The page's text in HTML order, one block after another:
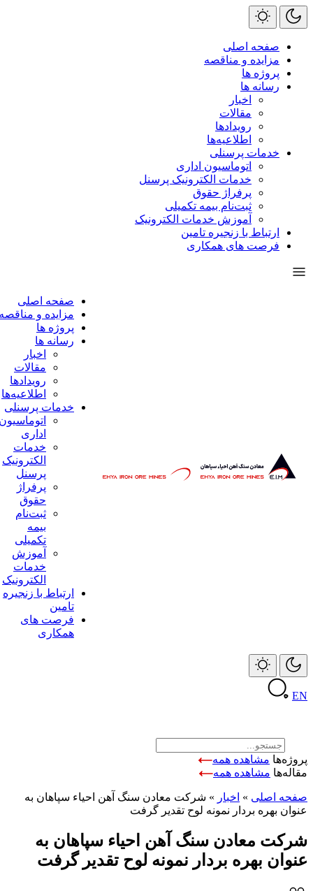
صفحه اصلی
مزایده و مناقصه
پروژه ها
رسانه ها
اخبار
مقالات
رویداد‌ها
اطلاعیه‌ها
خدمات پرسنلی
اتوماسیون اداری
خدمات الکترونیک پرسنل
پرفراژ حقوق
ثبت‌نام بیمه تکمیلی
آموزش خدمات الکترونیک
ارتباط با زنجیره تامین
فرصت های همکاری
صفحه اصلی
مزایده و مناقصه
پروژه ها
رسانه ها
اخبار
مقالات
رویداد‌ها
اطلاعیه‌ها
خدمات پرسنلی
اتوماسیون
اداری
خدمات
الکترونیک
پرسنل
پرفراژ
حقوق
ثبت‌نام
بیمه
تکمیلی
آموزش
خدمات
الکترونیک
ارتباط با زنجیره
تامین
فرصت های
همکاری
EN
پروژه‌ها مشاهده همه
مقاله‌ها مشاهده همه
صفحه اصلی» اخبار » شرکت معادن سنگ آهن احیاء سپاهان به
عنوان بهره بردار نمونه لوح تقدیر گرفت
شرکت معادن سنگ آهن احیاء سپاهان به
عنوان بهره بردار نمونه لوح تقدیر گرفت